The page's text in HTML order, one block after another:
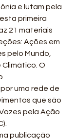
e lutam pela
primeira
21 materiais
Ações em
pelo Mundo,
Climático. O
uma rede de
que são
pela Ação
publicação